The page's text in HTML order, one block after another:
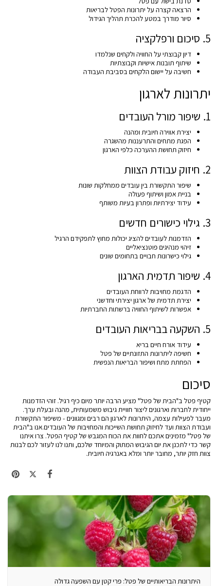
הרצאה קצרה על יתרונות הפטל לבריאות
סיור מודרך במטע להכרת תהליך הגידול
5. סיכום ורפלקציה
דיון קבוצתי על החוויה ולקחים שנלמדו
שיתוף תובנות אישיות וקבוצתיות
חשיבה על יישום הלקחים בסביבת העבודה
יתרונות לארגון
1. שיפור מורל העובדים
יצירת אווירה חיובית ומהנה
הפגת מתחים והתרעננות מהשגרה
חיזוק תחושת ההערכה כלפי הארגון
2. חיזוק עבודת הצוות
שיפור התקשורת בין עובדים ממחלקות שונות
בניית אמון ושיתוף פעולה
עידוד יצירתיות ופתרון בעיות משותף
3. גילוי כישורים חדשים
הזדמנות לעובדים להציג יכולות מחוץ לתפקידם הרגיל
זיהוי מנהיגים פוטנציאליים
גילוי כישרונות חבויים בתחומים שונים
4. שיפור תדמית הארגון
הדגמת מחויבות לרווחת העובדים
יצירת תדמית של ארגון יצירתי וחדשני
אפשרות לשיתוף החוויה ברשתות החברתיות
5. השקעה בבריאות העובדים
עידוד אורח חיים בריא
חשיפה ליתרונות התזונתיים של פטל
הפחתת מתח ושיפור הבריאות הנפשית
סיכום
קטיף פטל ב"הבית של פטל" מציע הרבה יותר מיום כיף רגיל. זוהי הזדמנות
ייחודית לחברות וארגונים ליצור חוויית גיבוש משמעותית, מהנה ובעלת ערך.
מעבר לפעילות עצמה, היתרונות לארגון הם רבים ומגוונים - משיפור התקשורת
ועבודת הצוות ועד לחיזוק תחושת השייכות והמחויבות של העובדים.אנו ב"הבית
של פטל" מזמינים אתכם לחוות את הכוח המגבש של קטיף הפטל. צרו איתנו
קשר כדי לתכנן את יום הגיבוש המתוק והמיוחד שלכם, ותנו לנו לעזור לכם לבנות
צוות חזק יותר, מחובר יותר ומלא באנרגיה חיובית.
היתרונות הבריאותיים של פטל: פרי קטן עם השפעה גדולה